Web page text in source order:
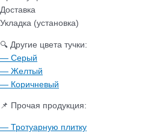
Доставка
Укладка (установка)
🔍 Другие цвета тучки:
— Серый
— Желтый
— Коричневый
📌 Прочая продукция:
— Тротуарную плитку